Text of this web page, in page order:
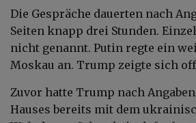
Die Gespräche dauerten nach
Seiten knapp drei Stunden.
nicht genannt. Putin regte ein
Moskau an. Trump zeigte sich
Zuvor hatte Trump nach
Hauses bereits mit dem